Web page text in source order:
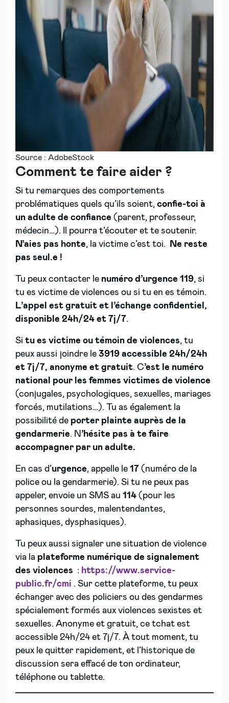
Source : AdobeStock
Comment te faire aider ?
Si tu remarques des comportements
problématiques quels qu’ils soient, confie-toi à
un adulte de confiance (parent, professeur,
médecin…). Il pourra t’écouter et te soutenir.
N’aies pas honte, la victime c’est toi.
Ne reste
pas seul.e !
Tu peux contacter le numéro d’urgence 119, si
tu es victime de violences ou si tu en es témoin.
L’appel est gratuit et l’échange confidentiel,
disponible 24h/24 et 7j/7.
Si tu es victime ou témoin de violences, tu
peux aussi joindre le 3919 accessible 24h/24h
et 7j/7, anonyme et gratuit. C’est le numéro
national pour les femmes victimes de violence
(conjugales, psychologiques, sexuelles, mariages
forcés, mutilations…). Tu as également la
possibilité de porter plainte auprès de la
gendarmerie. N’hésite pas à te faire
accompagner par un adulte.
En cas d’urgence, appelle le 17 (numéro de la
police ou la gendarmerie). Si tu ne peux pas
appeler, envoie un SMS au 114 (pour les
personnes sourdes, malentendantes,
aphasiques, dysphasiques).
Tu peux aussi signaler une situation de violence
via la plateforme numérique de signalement
des violences : https://www.service-
public.fr/cmi . Sur cette plateforme, tu peux
échanger avec des policiers ou des gendarmes
spécialement formés aux violences sexistes et
sexuelles. Anonyme et gratuit, ce tchat est
accessible 24h/24 et 7j/7. À tout moment, tu
peux le quitter rapidement, et l’historique de
discussion sera effacé de ton ordinateur,
téléphone ou tablette.​